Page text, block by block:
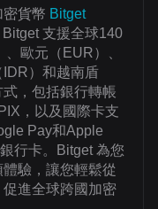
貨幣 Bitget
Bitget 支援全球140
歐元（EUR）、
）和越南盾
式，包括銀行轉帳
，以及國際卡支
Pay和Apple
行卡。Bitget 為您
驗，讓您輕鬆從
進全球跨國加密